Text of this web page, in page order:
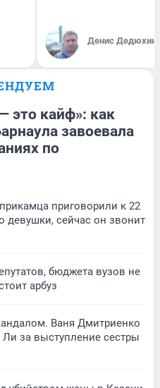
Денис Дедюхин
это кайф»: как
завоевала
по
приговорили к 22
девушки, сейчас он звонит
бюджета вузов не
арбуз
Ваня Дмитриенко
за выступление сестры